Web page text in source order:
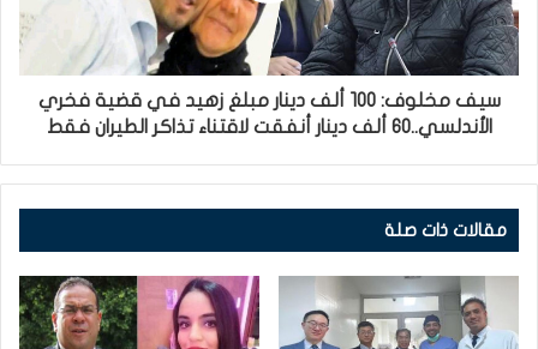
سيف مخلوف: 100 ألف دينار مبلغ زهيد في قضية فخري
الأندلسي..60 ألف دينار أنفقت لاقتناء تذاكر الطيران فقط
مقالات ذات صلة